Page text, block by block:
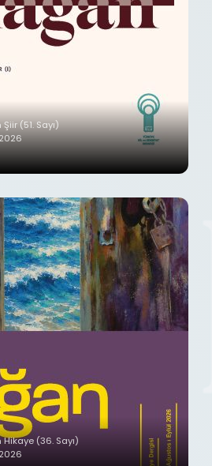
(51. Sayı)
(36. Sayı)